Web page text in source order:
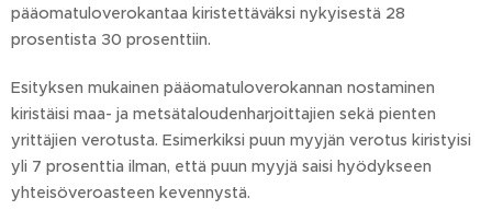
pääomatuloverokantaa kiristettäväksi nykyisestä 28
prosentista 30 prosenttiin.
Esityksen mukainen pääomatuloverokannan nostaminen
kiristäisi maa- ja metsätaloudenharjoittajien sekä pienten
yrittäjien verotusta. Esimerkiksi puun myyjän verotus kiristyisi
yli 7 prosenttia ilman, että puun myyjä saisi hyödykseen
yhteisöveroasteen kevennystä.